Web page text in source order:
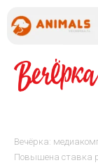
Вечёрка:
Повышена ставка